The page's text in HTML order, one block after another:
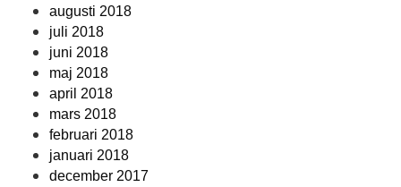
augusti 2018
juli 2018
juni 2018
maj 2018
april 2018
mars 2018
februari 2018
januari 2018
december 2017